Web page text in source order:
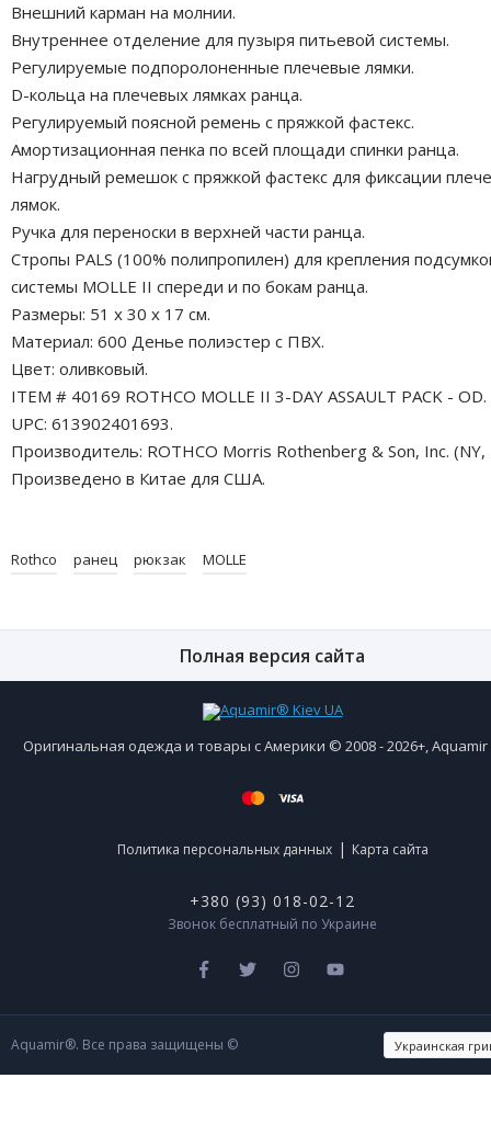
Внешний карман на молнии.
Внутреннее отделение для пузыря питьевой системы.
Регулируемые подпоролоненные плечевые лямки.
D-кольца на плечевых лямках ранца.
Регулируемый поясной ремень с пряжкой фастекс.
Амортизационная пенка по всей площади спинки ранца.
Нагрудный ремешок с пряжкой фастекс для фиксации
лямок.
Ручка для переноски в верхней части ранца.
Стропы PALS (100% полипропилен) для крепления
системы MOLLE II спереди и по бокам ранца.
Размеры: 51 x 30 x 17 см.
Материал: 600 Денье полиэстер с ПВХ.
Цвет: оливковый.
ITEM # 40169 ROTHCO MOLLE II 3-DAY ASSAULT PACK - OD.
UPC: 613902401693.
Производитель: ROTHCO Morris Rothenberg & Son, Inc. (NY,
Произведено в Китае для США.
Rothco ранец рюкзак MOLLE
Полная версия сайта
Оригинальная одежда и товары с Америки © 2008 - 2026+,
Политика персональных данных | Карта сайта
+380 (93) 018-02-12
Звонок бесплатный по Украине
Aquamir®. Все права защищены ©